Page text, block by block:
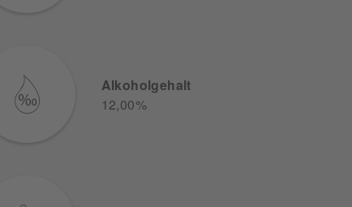
Alkoholgehalt
12,00%